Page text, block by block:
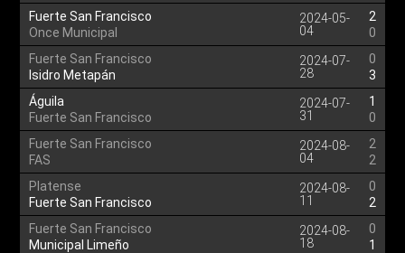
Fuerte San Francisco
Once Municipal
2024-05-
04
2
0
Fuerte San Francisco
Isidro Metapán
2024-07-
28
0
3
Águila
Fuerte San Francisco
2024-07-
31
1
0
Fuerte San Francisco
FAS
2024-08-
04
2
2
Platense
Fuerte San Francisco
2024-08-
11
0
2
Fuerte San Francisco
Municipal Limeño
2024-08-
18
0
1